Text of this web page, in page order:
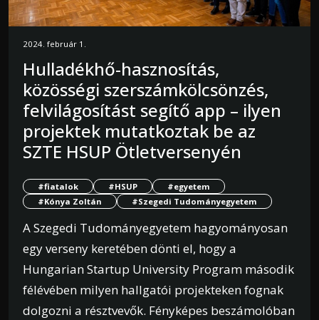
2024. február 1.
Hulladékhő-hasznosítás,
közösségi szerszámkölcsönzés,
felvilágosítást segítő app – ilyen
projektek mutatkoztak be az
SZTE HSUP Ötletversenyén
#fiatalok #HSUP
#egyetem
#Kónya Zoltán
#Szegedi Tudományegyetem
A Szegedi Tudományegyetem hagyományosan
egy verseny keretében dönti el, hogy a
Hungarian Startup University Program második
félévében milyen hallgatói projekteken fognak
dolgozni a résztvevők. Fényképes beszámolóban